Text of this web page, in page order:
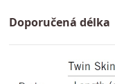
Doporučená délka